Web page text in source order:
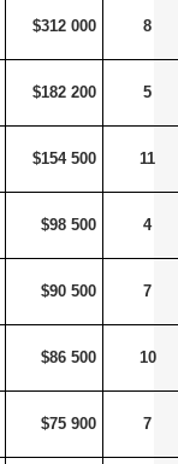
$312 000 8
$182 200 5
$154 500 11
$98 500 4
$90 500 7
$86 500 10
$75 900 7